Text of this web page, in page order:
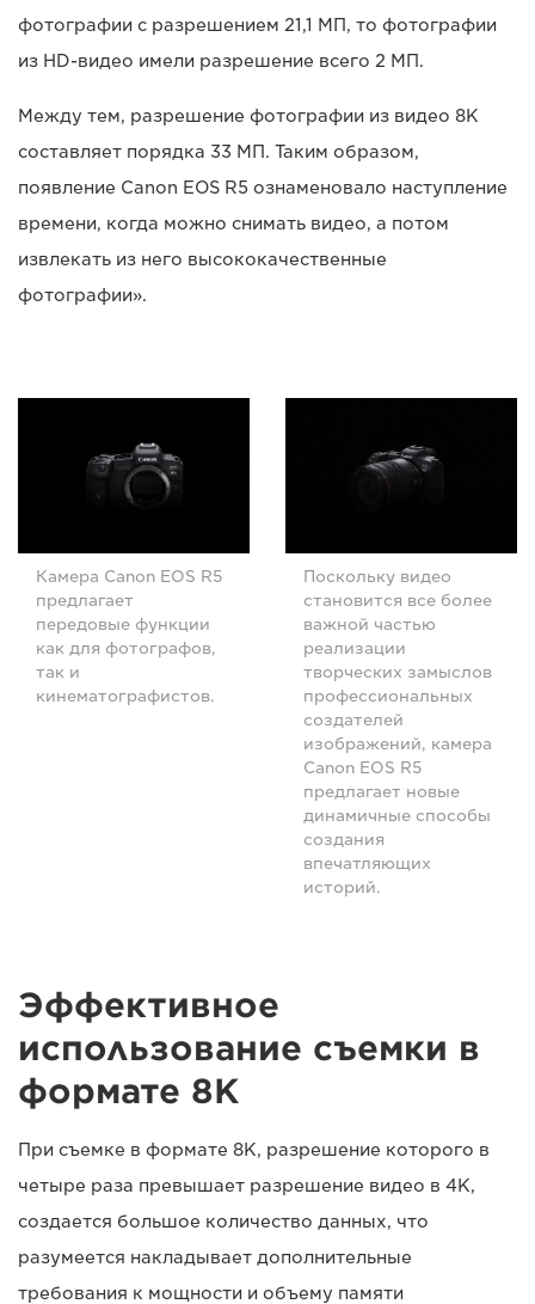
фотографии с разрешением 21,1 МП, то фотографии
из HD-видео имели разрешение всего 2 МП.
Между тем, разрешение фотографии из видео 8K
составляет порядка 33 МП. Таким образом,
появление Canon EOS R5 ознаменовало наступление
времени, когда можно снимать видео, а потом
извлекать из него высококачественные
фотографии».
Камера Canon EOS R5
предлагает
передовые функции
как для фотографов,
так и
кинематографистов.
Поскольку видео
становится все более
важной частью
реализации
творческих замыслов
профессиональных
создателей
изображений, камера
Canon EOS R5
предлагает новые
динамичные способы
создания
впечатляющих
историй.
Эффективное
использование съемки в
формате 8K
При съемке в формате 8K, разрешение которого в
четыре раза превышает разрешение видео в 4K,
создается большое количество данных, что
разумеется накладывает дополнительные
требования к мощности и объему памяти